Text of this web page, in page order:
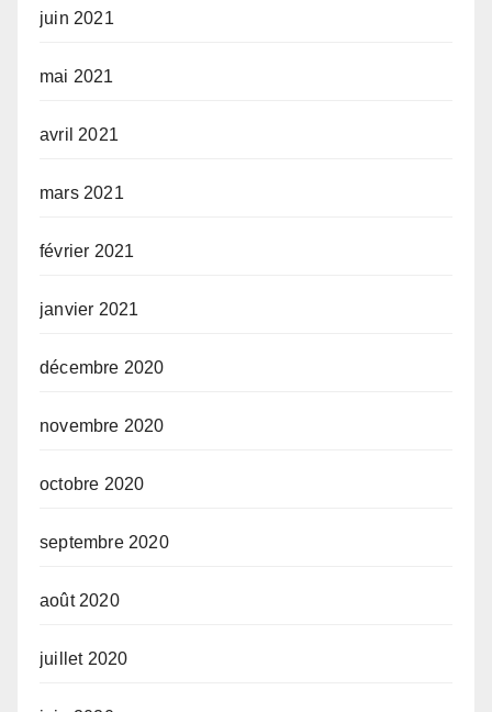
juin 2021
mai 2021
avril 2021
mars 2021
février 2021
janvier 2021
décembre 2020
novembre 2020
octobre 2020
septembre 2020
août 2020
juillet 2020